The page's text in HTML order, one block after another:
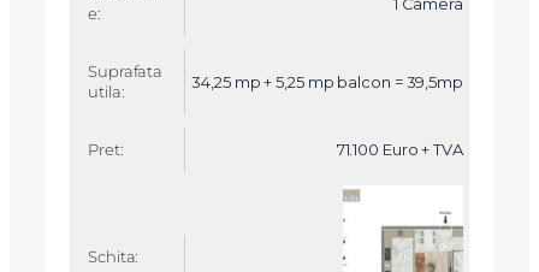
m
e
a
34,25 mp + 5,25 mp balcon = 39,5mp
71.100 Euro + TVA